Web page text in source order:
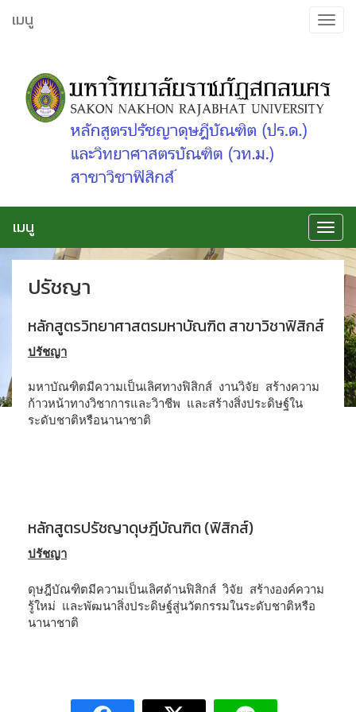
ไป
Toggle
เมนู
Toggle
เมนู
ปรัชญา
หลักสูตรวิทยาศาสตรมหาบัณฑิต สาขาวิชาฟิสิกส์
ปรัชญา
มหาบัณฑิตมีความเป็นเลิศทางฟิสิกส์ งานวิจัย สร้างความ
ก้าวหน้าทางวิชาการและวิาชีพ และสร้างสิ่งประดิษฐ์ใน
ระดับชาติหรือนานาชาติ
หลักสูตรปรัชญาดุษฎีบัณฑิต (ฟิสิกส์)
ปรัชญา
ดุษฎีบัณฑิตมีความเป็นเลิศด้านฟิสิกส์ วิจัย สร้างองค์ความ
รู้ใหม่ และพัฒนาสิ่งประดิษฐ์สู่นวัตกรรมในระดับชาติหรือ
นานาชาติ